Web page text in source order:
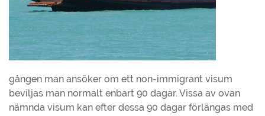
gången man ansöker om ett non-immigrant visum
beviljas man normalt enbart 90 dagar. Vissa av ovan
nämnda visum kan efter dessa 90 dagar förlängas med